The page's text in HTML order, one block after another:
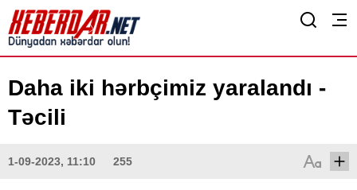
Daha iki hərbçimiz yaralandı -
Təcili
1-09-2023, 11:10 255